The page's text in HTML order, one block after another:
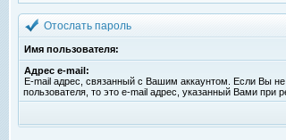
Отослать пароль
Имя пользователя:
Адрес e-mail:
E-mail адрес, связанный с Вашим аккаунтом. Если Вы не
пользователя, то это e-mail адрес, указанный Вами при